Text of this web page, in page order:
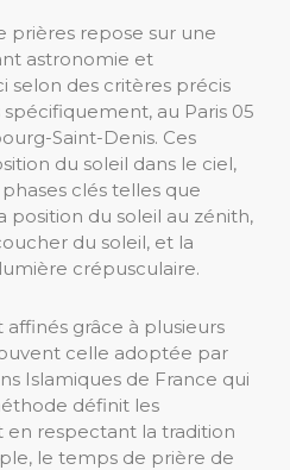
prières repose sur une
astronomie et
selon des critères précis
au Paris 05
Saint-Denis. Ces
du soleil dans le ciel,
clés telles que
position du soleil au zénith,
du soleil, et la
crépusculaire.
affinés grâce à plusieurs
celle adoptée par
Islamiques de France qui
définit les
en respectant la tradition
le temps de prière de